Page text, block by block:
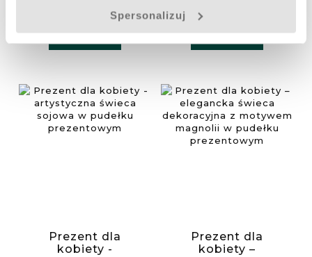
Spersonalizuj
prezentowym
109,00 zł
Artemis
Prezent dla
kobiety -
Prezent dla
kobiety –